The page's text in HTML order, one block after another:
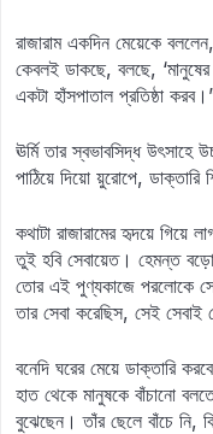
রাজারাম একদিন মেয়েকে
কেবলই ডাকছে, বলছে, ‘মানুষের
একটা হাঁসপাতাল প্রতিষ্ঠা
ঊর্মি তার স্বভাবসিদ্ধ
পাঠিয়ে দিয়ো য়ুরোপে,
কথাটা রাজারামের হৃদয়ে
তুই হবি সেবায়েত। হেমন্ত
তোর এই পুণ্যকাজে পরলোকে
তার সেবা করেছিস, সেই
বনেদি ঘরের মেয়ে ডাক্তারি
হাত থেকে মানুষকে বাঁচানো
বুঝেছেন। তাঁর ছেলে বাঁচে নি,